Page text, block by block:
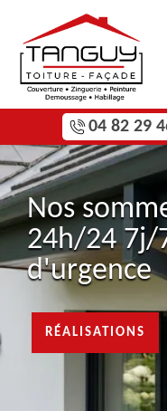
04 82 29
Nos
24h/24 7j/
d'urgence
RÉALISATIONS